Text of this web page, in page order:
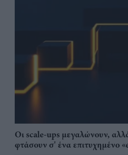
Οι scale-ups μεγαλώνουν,
φτάσουν σ' ένα επιτυχημένο